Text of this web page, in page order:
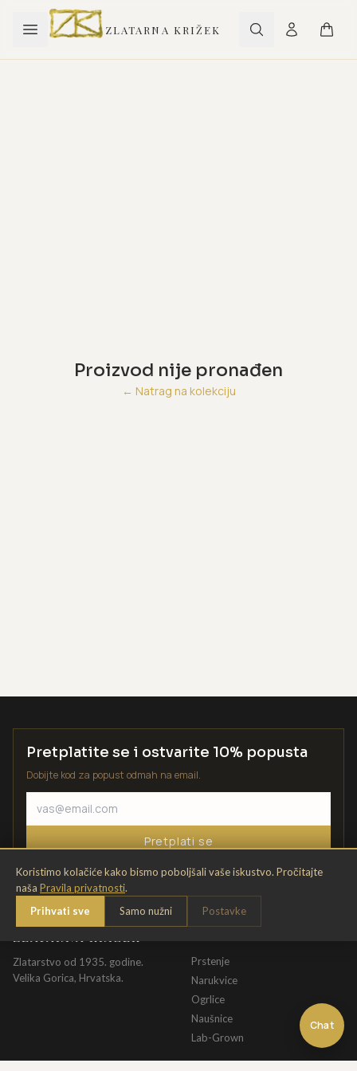
ZLATARNA KRIŽEK
Proizvod nije pronađen
← Natrag na kolekciju
Chat
Koristimo kolačiće kako bismo poboljšali vaše iskustvo. Pročitajte
naša Pravila privatnosti.
Prihvati sve
Samo nužni Postavke
Pretplatite se i ostvarite 10% popusta
Dobijte kod za popust odmah na email.
Pretplati se
Zlatarstvo od 1935. godine.
Velika Gorica, Hrvatska.
Prstenje
Narukvice
Ogrlice
Naušnice
Lab-Grown